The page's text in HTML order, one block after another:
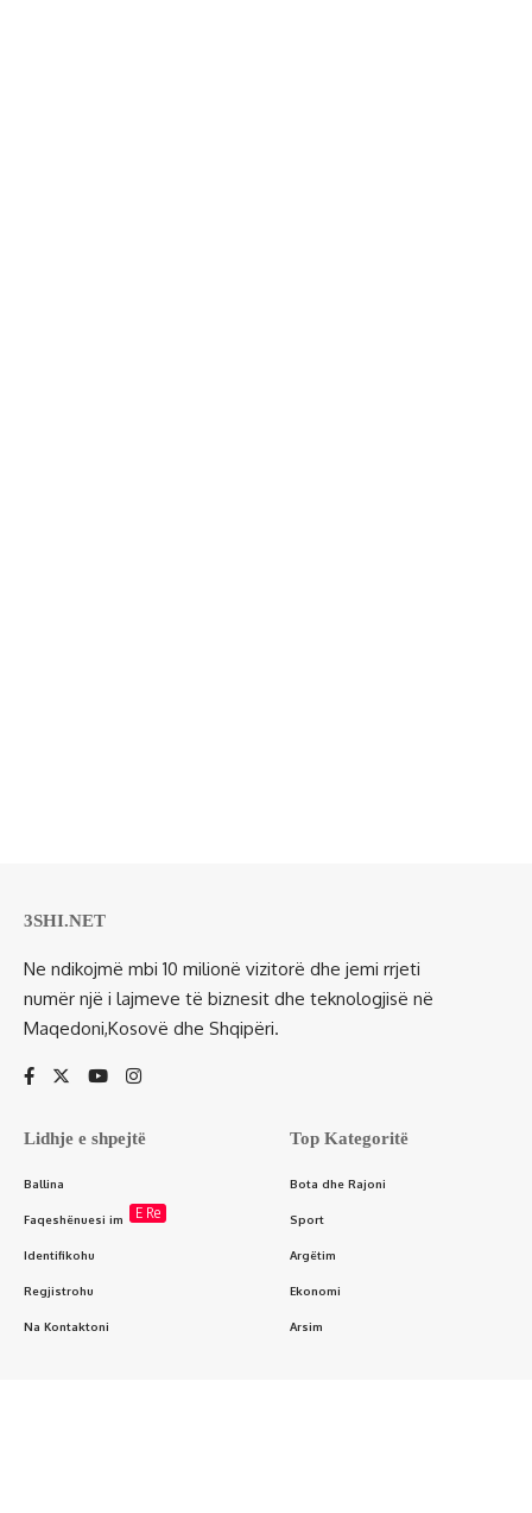
3SHI.NET
Ne ndikojmë mbi 10 milionë vizitorë dhe jemi rrjeti
numër një i lajmeve të biznesit dhe teknologjisë në
Maqedoni,Kosovë dhe Shqipëri.
Lidhje e shpejtë
Ballina
Faqeshënuesi im E Re
Identifikohu
Regjistrohu
Na Kontaktoni
Top Kategoritë
Bota dhe Rajoni
Sport
Argëtim
Ekonomi
Arsim